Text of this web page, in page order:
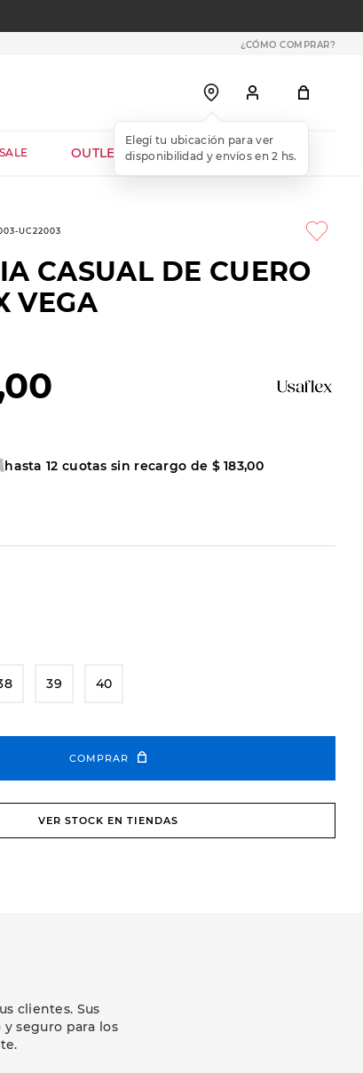
¿CÓMO COMPRAR?
SALE OUTLET WEB
UC22003
CASUAL DE CUERO
VEGA
00
hasta12 cuotas sin recargo de $ 183,00
39 40
COMPRAR
VER STOCK EN TIENDAS
clientes. Sus
seguro para los